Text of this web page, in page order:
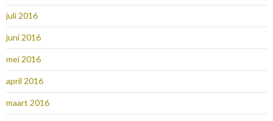
juli 2016
juni 2016
mei 2016
april 2016
maart 2016